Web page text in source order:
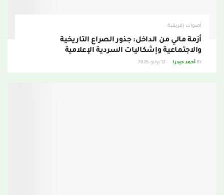
أصوات إفريقية
أزمة مالي من الداخل: جذور الصراع التاريخية
والاجتماعية وإشكاليات السردية الإعلامية
BY أحمد حيدرا